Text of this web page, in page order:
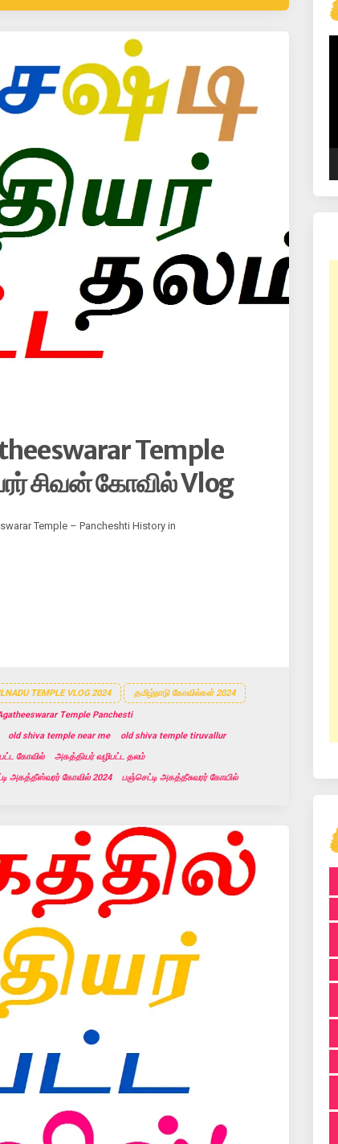
Temple
சிவன் கோவில் Vlog
Temple – Pancheshti History in
TEMPLE VLOG 2024 தமிழ்நாடு கோவில்கள் 2024
Temple Panchesti
old shiva temple near me
old shiva temple tiruvallur
கோவில்
அகத்தியர் வழிபட்ட தலம்
அகத்தீஸ்வரர் கோவில் 2024 பஞ்செட்டி அகத்தீசுவரர் கோயில்